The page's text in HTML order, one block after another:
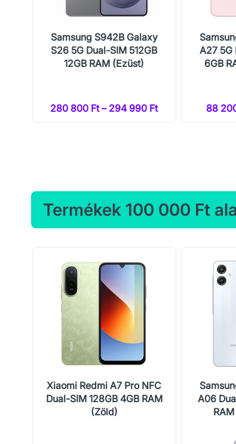
Samsung S942B Galaxy
S26 5G Dual-SIM 512GB
12GB RAM (Ezüst)
280 800 Ft – 294 990 Ft
A27 5G
6GB
88
Termékek 100 000 Ft
Xiaomi Redmi A7 Pro NFC
Dual-SIM 128GB 4GB RAM
(Zöld)
A06